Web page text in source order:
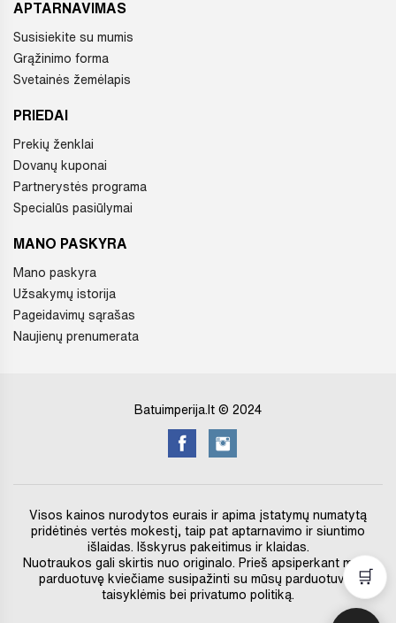
APTARNAVIMAS
Susisiekite su mumis
Grąžinimo forma
Svetainės žemėlapis
PRIEDAI
Prekių ženklai
Dovanų kuponai
Partnerystės programa
Specialūs pasiūlymai
MANO PASKYRA
Mano paskyra
Užsakymų istorija
Pageidavimų sąrašas
Naujienų prenumerata
Batuimperija.lt © 2024
Visos kainos nurodytos eurais ir apima įstatymų numatytą
pridėtinės vertės mokestį, taip pat aptarnavimo ir siuntimo
išlaidas. Išskyrus pakeitimus ir klaidas.
Nuotraukos gali skirtis nuo originalo. Prieš apsiperkant mūsų
parduotuvę kviečiame susipažinti su mūsų parduotuvės
taisyklėmis bei privatumo politiką.
🛒